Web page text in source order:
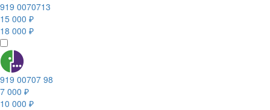
919 0070713
15 000 ₽
18 000 ₽
919 00707 98
7 000 ₽
10 000 ₽